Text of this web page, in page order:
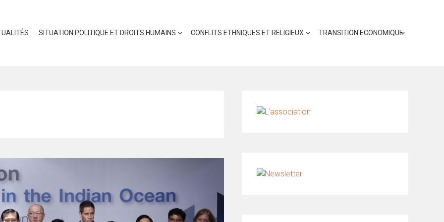
SITUATION POLITIQUE ET DROITS HUMAINS CONFLITS ETHNIQUES ET RELIGIEUX TRANSITION ECONOMIQUE